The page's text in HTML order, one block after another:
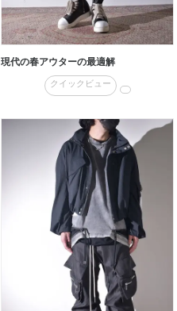
現代の春アウターの最適解
クイックビュー